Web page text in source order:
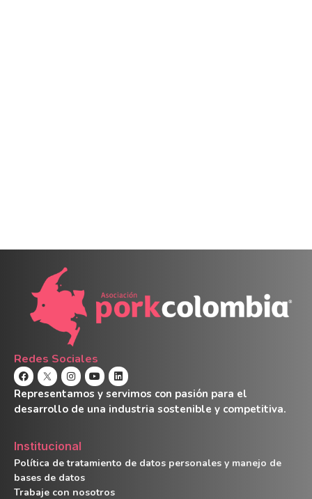
Redes Sociales
Representamos y servimos con pasión para el
desarrollo de una industria sostenible y competitiva.
Institucional
Política de tratamiento de datos personales y manejo de
bases de datos
Trabaje con nosotros